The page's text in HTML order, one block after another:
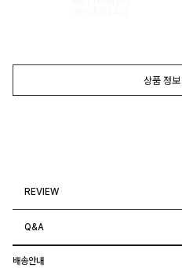
상품 정
REVIEW
Q&A
배송안내